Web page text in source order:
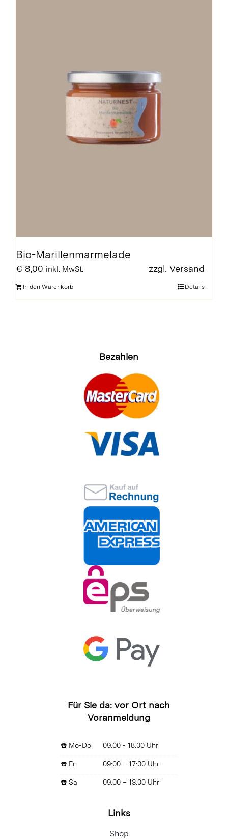
Bio-Marillenmarmelade
€ 8,00 inkl. MwSt. zzgl. Versand
In den Warenkorb Details
Bezahlen
Für Sie da: vor Ort nach
Voranmeldung
☎️ Mo-Do 09:00 - 18:00 Uhr
☎️ Fr 09:00 – 17:00 Uhr
☎️ Sa 09:00 – 13:00 Uhr
Links
Shop